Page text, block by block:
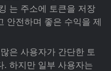
는 주소에 토큰을 저장
안전하며 좋은 수익을 제
많은 사용자가 간단한 토
. 하지만 일부 사용자는